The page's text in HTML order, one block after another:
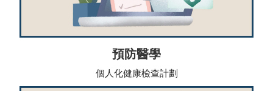
預防醫學
個人化健康檢查計劃